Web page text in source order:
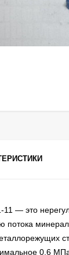
— это
потока
0,6